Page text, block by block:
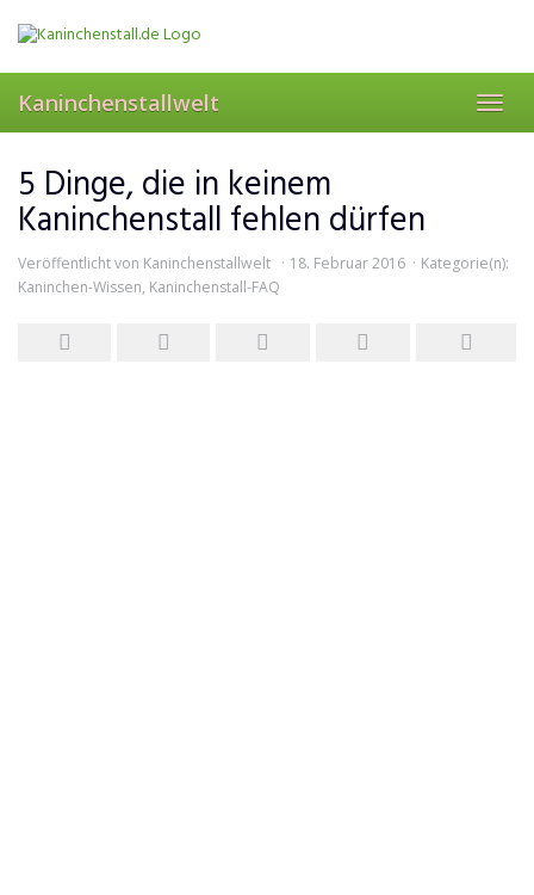
Kaninchenstallwelt
5 Dinge, die in keinem
Kaninchenstall fehlen dürfen
Veröffentlicht von Kaninchenstallwelt 18. Februar 2016
Kategorie(n):
Kaninchen-Wissen, Kaninchenstall-FAQ